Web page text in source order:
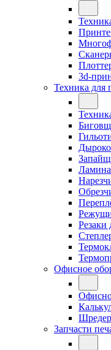
3d-
Техника для
Резаки
Офисное
Запчасти